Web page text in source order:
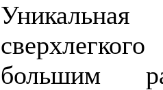
большим